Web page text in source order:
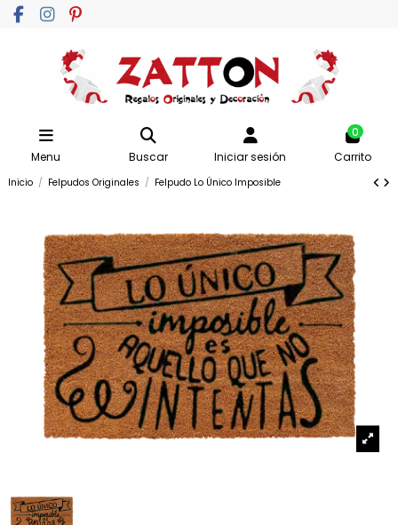
Menu Buscar Iniciar sesión
0
Carrito
Inicio Felpudos Originales Felpudo Lo Único Imposible